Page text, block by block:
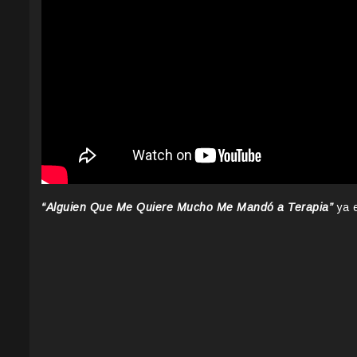
“Alguien Que Me Quiere Mucho Me Mandó a Terapia”ya